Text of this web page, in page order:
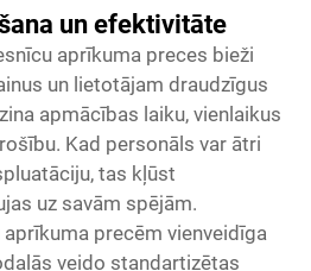
un efektivitāte
aprīkuma preces bieži
un lietotājam draudzīgus
apmācības laiku, vienlaikus
Kad personāls var ātri
tas kļūst
uz savām spējām.
precēm vienveidīga
veido standartizētas